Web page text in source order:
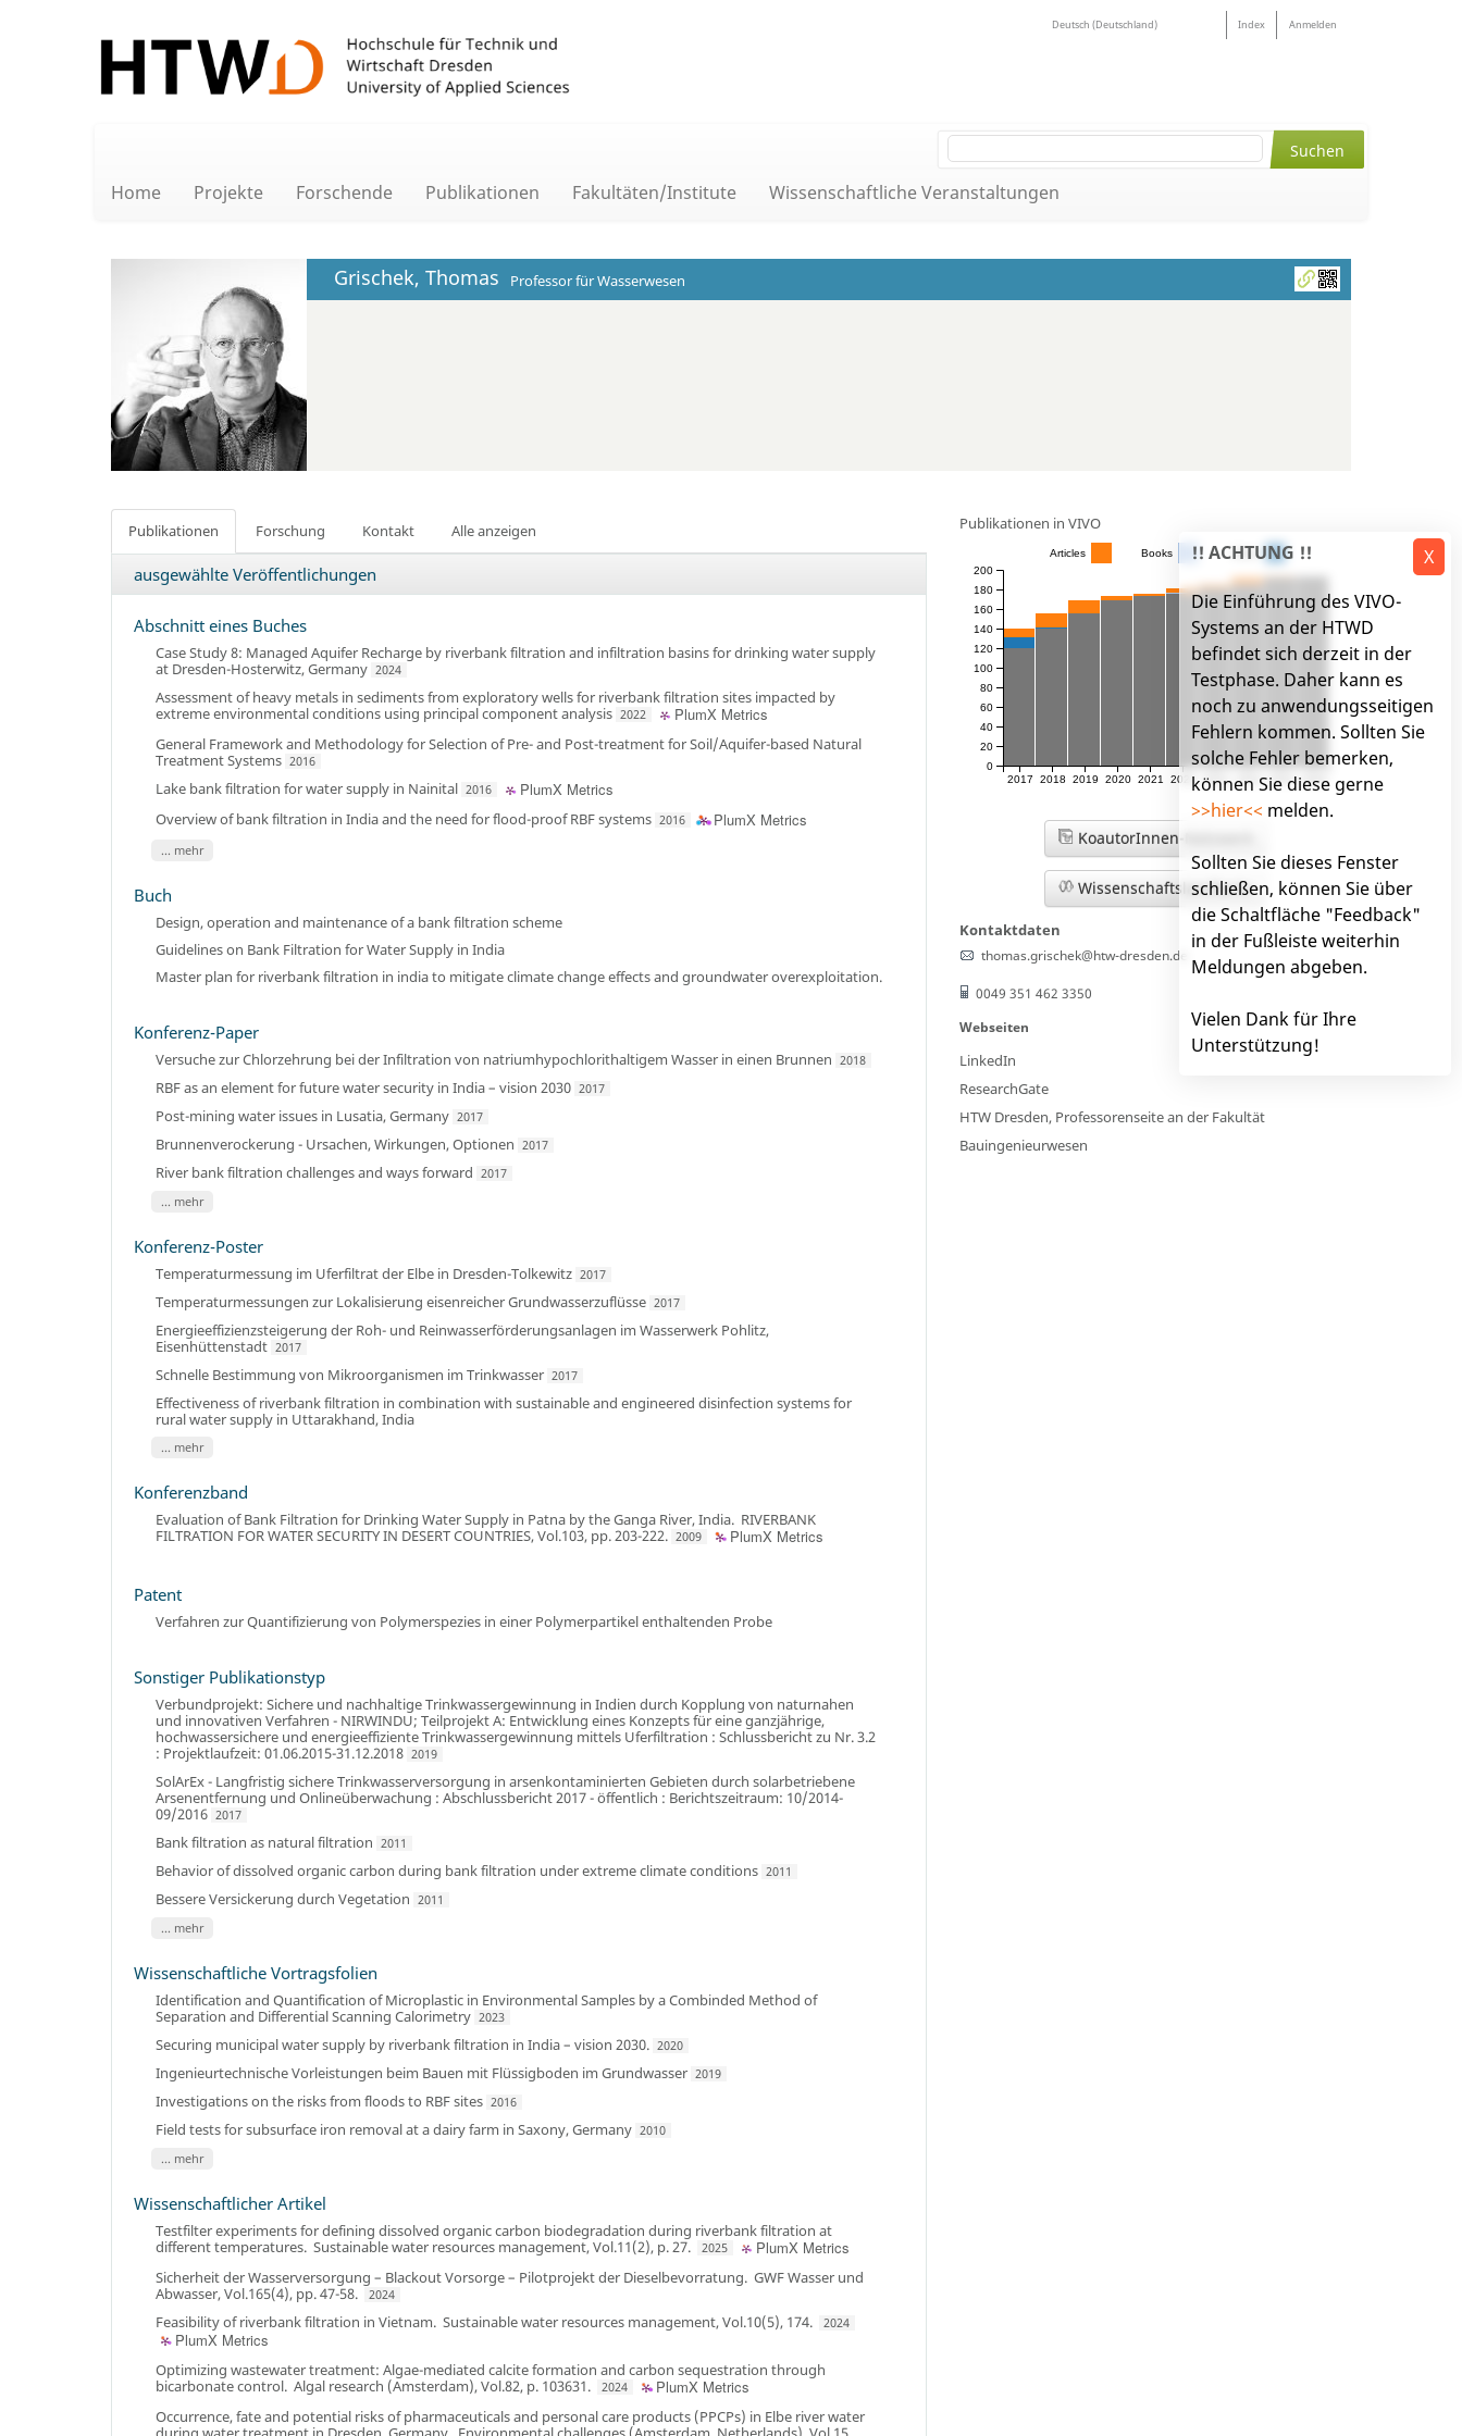
Deutsch (Deutschland) Index Anmelden
X
!! ACHTUNG !!
Die Einführung des VIVO-
Systems an der HTWD
befindet sich derzeit in der
Testphase. Daher kann es
noch zu anwendungsseitigen
Fehlern kommen. Sollten Sie
solche Fehler bemerken,
können Sie diese gerne
>>hier<< melden.
Sollten Sie dieses Fenster
schließen, können Sie über
die Schaltfläche "Feedback"
in der Fußleiste weiterhin
Meldungen abgeben.
Vielen Dank für Ihre
Unterstützung!
Home Projekte Forschende Publikationen Fakultäten/Institute Wissenschaftliche Veranstaltungen
Grischek, Thomas Professor für Wasserwesen
Publikationen Forschung Kontakt Alle anzeigen
ausgewählte Veröffentlichungen
Abschnitt eines Buches
Case Study 8: Managed Aquifer Recharge by riverbank filtration and infiltration basins for drinking water supply
at Dresden-Hosterwitz, Germany 2024
Assessment of heavy metals in sediments from exploratory wells for riverbank filtration sites impacted by
extreme environmental conditions using principal component analysis 2022 PlumX Metrics
General Framework and Methodology for Selection of Pre- and Post-treatment for Soil/Aquifer-based Natural
Treatment Systems 2016
Lake bank filtration for water supply in Nainital 2016 PlumX Metrics
Overview of bank filtration in India and the need for flood-proof RBF systems 2016 PlumX Metrics
... mehr
Buch
Design, operation and maintenance of a bank filtration scheme
Guidelines on Bank Filtration for Water Supply in India
Master plan for riverbank filtration in india to mitigate climate change effects and groundwater overexploitation.
Konferenz-Paper
Versuche zur Chlorzehrung bei der Infiltration von natriumhypochlorithaltigem Wasser in einen Brunnen 2018
RBF as an element for future water security in India – vision 2030 2017
Post-mining water issues in Lusatia, Germany 2017
Brunnenverockerung - Ursachen, Wirkungen, Optionen 2017
River bank filtration challenges and ways forward 2017
... mehr
Konferenz-Poster
Temperaturmessung im Uferfiltrat der Elbe in Dresden-Tolkewitz 2017
Temperaturmessungen zur Lokalisierung eisenreicher Grundwasserzuflüsse 2017
Energieeffizienzsteigerung der Roh- und Reinwasserförderungsanlagen im Wasserwerk Pohlitz,
Eisenhüttenstadt 2017
Schnelle Bestimmung von Mikroorganismen im Trinkwasser 2017
Effectiveness of riverbank filtration in combination with sustainable and engineered disinfection systems for
rural water supply in Uttarakhand, India
... mehr
Konferenzband
Evaluation of Bank Filtration for Drinking Water Supply in Patna by the Ganga River, India. RIVERBANK
FILTRATION FOR WATER SECURITY IN DESERT COUNTRIES, Vol.103, pp. 203-222. 2009 PlumX Metrics
Patent
Verfahren zur Quantifizierung von Polymerspezies in einer Polymerpartikel enthaltenden Probe
Sonstiger Publikationstyp
Verbundprojekt: Sichere und nachhaltige Trinkwassergewinnung in Indien durch Kopplung von naturnahen
und innovativen Verfahren - NIRWINDU; Teilprojekt A: Entwicklung eines Konzepts für eine ganzjährige,
hochwassersichere und energieeffiziente Trinkwassergewinnung mittels Uferfiltration : Schlussbericht zu Nr. 3.2
: Projektlaufzeit: 01.06.2015-31.12.2018 2019
SolArEx - Langfristig sichere Trinkwasserversorgung in arsenkontaminierten Gebieten durch solarbetriebene
Arsenentfernung und Onlineüberwachung : Abschlussbericht 2017 - öffentlich : Berichtszeitraum: 10/2014-
09/2016 2017
Bank filtration as natural filtration 2011
Behavior of dissolved organic carbon during bank filtration under extreme climate conditions 2011
Bessere Versickerung durch Vegetation 2011
... mehr
Wissenschaftliche Vortragsfolien
Identification and Quantification of Microplastic in Environmental Samples by a Combinded Method of
Separation and Differential Scanning Calorimetry 2023
Securing municipal water supply by riverbank filtration in India – vision 2030. 2020
Ingenieurtechnische Vorleistungen beim Bauen mit Flüssigboden im Grundwasser 2019
Investigations on the risks from floods to RBF sites 2016
Field tests for subsurface iron removal at a dairy farm in Saxony, Germany 2010
... mehr
Wissenschaftlicher Artikel
Testfilter experiments for defining dissolved organic carbon biodegradation during riverbank filtration at
different temperatures. Sustainable water resources management, Vol.11(2), p. 27. 2025 PlumX Metrics
Sicherheit der Wasserversorgung – Blackout Vorsorge – Pilotprojekt der Dieselbevorratung. GWF Wasser und
Abwasser, Vol.165(4), pp. 47-58. 2024
Feasibility of riverbank filtration in Vietnam. Sustainable water resources management, Vol.10(5), 174. 2024
PlumX Metrics
Optimizing wastewater treatment: Algae-mediated calcite formation and carbon sequestration through
bicarbonate control. Algal research (Amsterdam), Vol.82, p. 103631. 2024 PlumX Metrics
Occurrence, fate and potential risks of pharmaceuticals and personal care products (PPCPs) in Elbe river water
Publikationen in VIVO
2017 2018 2019 2020 2021 2022 2023 2024 2025 2026
0
20
40
60
80
100
120
140
160
180
200
Articles Books Other
KoautorInnen-Netzwerk
Wissenschaftslandkarte
Kontaktdaten
thomas.grischek@htw-dresden.de
0049 351 462 3350
Webseiten
LinkedIn
ResearchGate
HTW Dresden, Professorenseite an der Fakultät
Bauingenieurwesen